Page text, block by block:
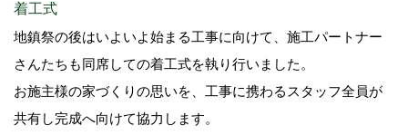
着工式
地鎮祭の後はいよいよ始まる工事に向けて、施工パートナー
さんたちも同席しての着工式を執り行いました。
お施主様の家づくりの思いを、工事に携わるスタッフ全員が
共有し完成へ向けて協力します。